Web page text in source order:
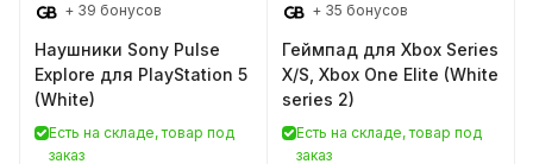
+ 39 бонусов
Наушники Sony Pulse
Explore для PlayStation 5
(White)
Есть на складе, товар под
заказ
+ 35 бонусов
Геймпад для Xbox Series
X/S, Xbox One Elite (White
series 2)
Есть на складе, товар под
заказ